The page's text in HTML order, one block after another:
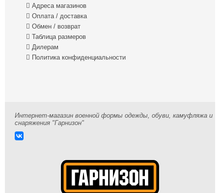
 Адреса магазинов
 Оплата / доставка
 Обмен / возврат
 Таблица размеров
 Дилерам
 Политика конфиденциальности
Интернет-магазин военной формы одежды, обуви, камуфляжа и
снаряжения "Гарнизон"